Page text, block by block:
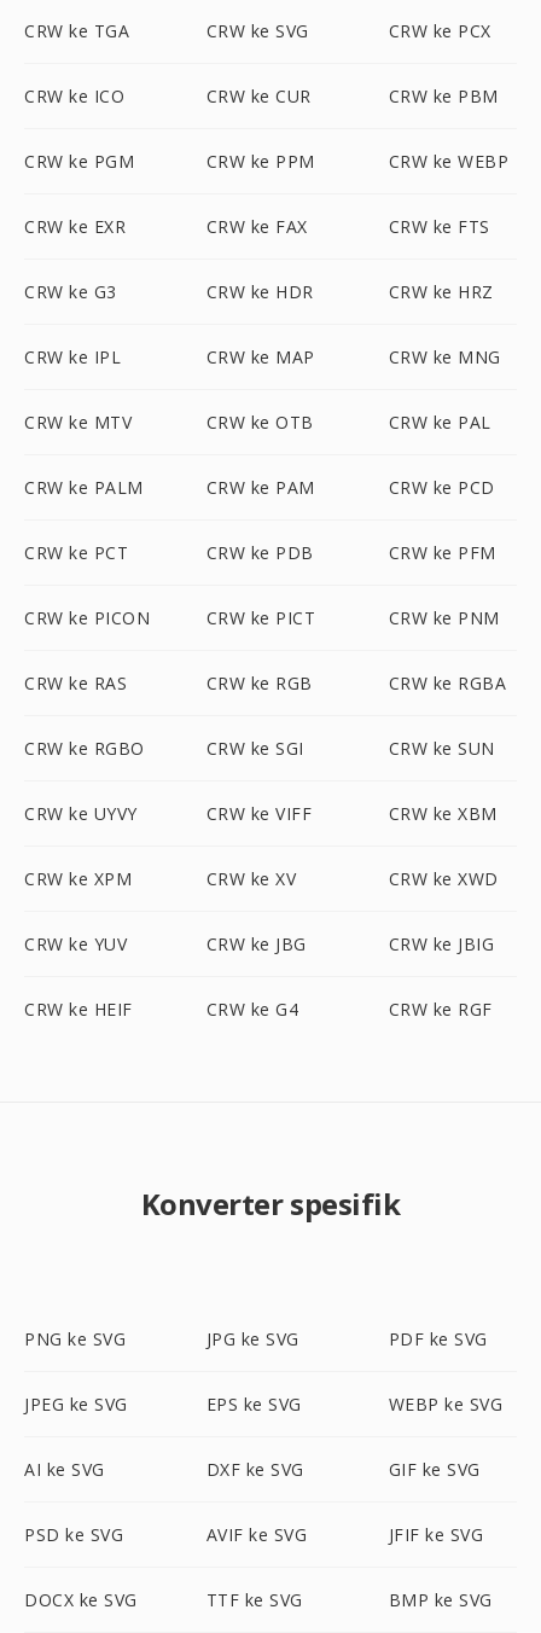
CRW ke TGA CRW ke SVG CRW ke PCX
CRW ke ICO CRW ke CUR CRW ke PBM
CRW ke PGM CRW ke PPM CRW ke WEBP
CRW ke EXR CRW ke FAX CRW ke FTS
CRW ke G3 CRW ke HDR CRW ke HRZ
CRW ke IPL CRW ke MAP CRW ke MNG
CRW ke MTV CRW ke OTB CRW ke PAL
CRW ke PALM CRW ke PAM CRW ke PCD
CRW ke PCT CRW ke PDB CRW ke PFM
CRW ke PICON CRW ke PICT CRW ke PNM
CRW ke RAS CRW ke RGB CRW ke RGBA
CRW ke RGBO CRW ke SGI CRW ke SUN
CRW ke UYVY CRW ke VIFF CRW ke XBM
CRW ke XPM CRW ke XV CRW ke XWD
CRW ke YUV CRW ke JBG CRW ke JBIG
CRW ke HEIF CRW ke G4 CRW ke RGF
Konverter spesifik
PNG ke SVG JPG ke SVG PDF ke SVG
JPEG ke SVG EPS ke SVG WEBP ke SVG
AI ke SVG DXF ke SVG GIF ke SVG
PSD ke SVG AVIF ke SVG JFIF ke SVG
DOCX ke SVG TTF ke SVG BMP ke SVG